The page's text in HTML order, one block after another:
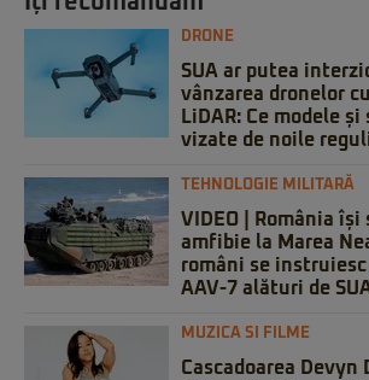
DRONE
SUA ar putea
vânzarea dronelor
LiDAR: Ce modele
vizate de noile reguli
TEHNOLOGIE MILITARĂ
VIDEO | România
amfibie la Marea
români se
AAV-7 alături de
MUZICA SI FILME
Cascadoarea Devyn